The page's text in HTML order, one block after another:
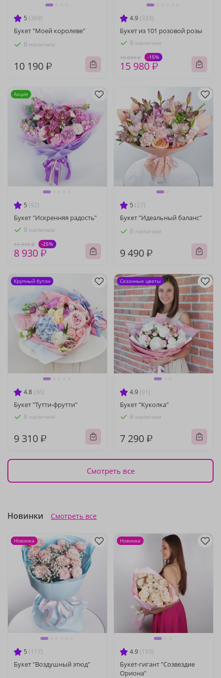
5 (369)
Букет "Моей королеве"
В наличии
10 190 ₽
4.9 (333)
Букет из 101 розовой розы
В наличии
18 800 ₽ -15%
15 980 ₽
5 (92)
Букет "Искренняя радость"
В наличии
11 910 ₽ -25%
8 930 ₽
Акция
5 (27)
Букет "Идеальный баланс"
В наличии
9 490 ₽
4.8 (36)
Букет "Тутти-фрутти"
В наличии
9 310 ₽
Крупный бутон
4.9 (91)
Букет "Куколка"
В наличии
7 290 ₽
Сезонные цветы
Смотреть все
Новинки Смотреть все
5 (117)
Букет "Воздушный этюд"
Новинка
4.9 (193)
Букет-гигант "Созвездие
Ориона"
Новинка